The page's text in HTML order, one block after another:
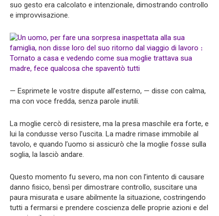
suo gesto era calcolato e intenzionale, dimostrando controllo
e improvvisazione.
— Esprimete le vostre dispute all’esterno, — disse con calma,
ma con voce fredda, senza parole inutili.
La moglie cercò di resistere, ma la presa maschile era forte, e
lui la condusse verso l’uscita. La madre rimase immobile al
tavolo, e quando l’uomo si assicurò che la moglie fosse sulla
soglia, la lasciò andare.
Questo momento fu severo, ma non con l’intento di causare
danno fisico, bensì per dimostrare controllo, suscitare una
paura misurata e usare abilmente la situazione, costringendo
tutti a fermarsi e prendere coscienza delle proprie azioni e del